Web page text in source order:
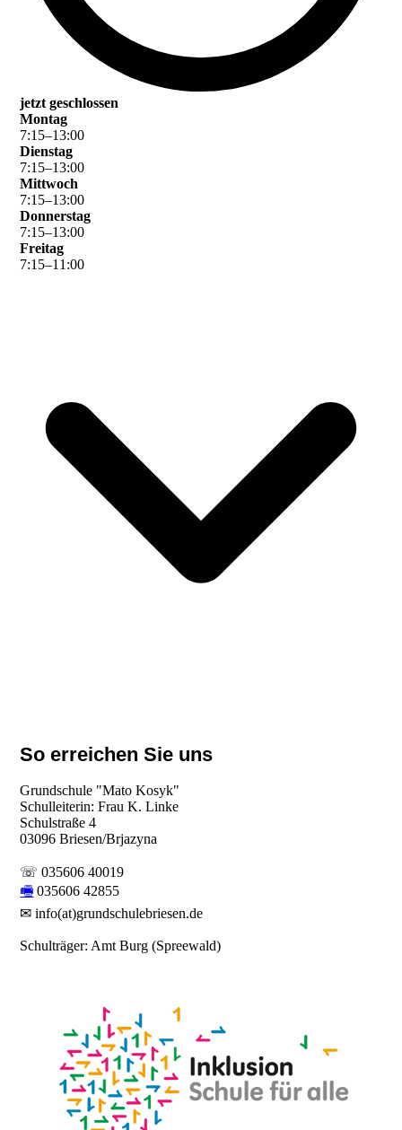
jetzt geschlossen
Montag
7:15–13:00
Dienstag
7:15–13:00
Mittwoch
7:15–13:00
Donnerstag
7:15–13:00
Freitag
7:15–11 :00
So erreichen Sie uns
Grundschule "Mato Kosyk"
Schulleiterin: Frau K. Linke
Schulstraße 4
03096 Briesen/Brjazyna
☏ 035606 40019
🖷 035606 42855
✉ info(at)grundschulebriesen.de
Schulträger: Amt Burg (Spreewald)